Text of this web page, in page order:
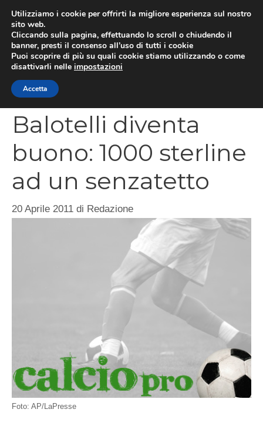
contenuto
Balotelli diventa
buono: 1000 sterline
ad un senzatetto
20 Aprile 2011 di Redazione
Foto: AP/LaPresse
Utilizziamo i cookie per offrirti la migliore esperienza sul nostro
sito web.
Cliccando sulla pagina, effettuando lo scroll o chiudendo il
banner, presti il consenso all’uso di tutti i cookie
Puoi scoprire di più su quali cookie stiamo utilizzando o come
disattivarli nelle impostazioni
Accetta